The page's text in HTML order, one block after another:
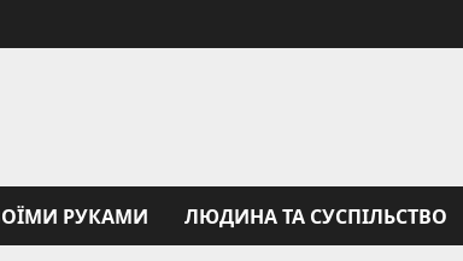
РУКАМИ ЛЮДИНА ТА СУСПІЛЬСТВО